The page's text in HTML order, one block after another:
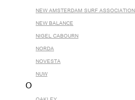
NEW AMSTERDAM SURF ASSOCIATION
NEW BALANCE
NIGEL CABOURN
NORDA
NOVESTA
NUW
O